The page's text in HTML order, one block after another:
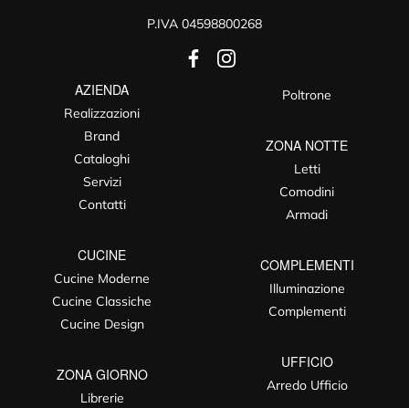
P.IVA 04598800268
AZIENDA
Realizzazioni
Brand
Cataloghi
Servizi
Contatti
CUCINE
Cucine Moderne
Cucine Classiche
Cucine Design
ZONA GIORNO
Librerie
Poltrone
ZONA NOTTE
Letti
Comodini
Armadi
COMPLEMENTI
Illuminazione
Complementi
UFFICIO
Arredo Ufficio